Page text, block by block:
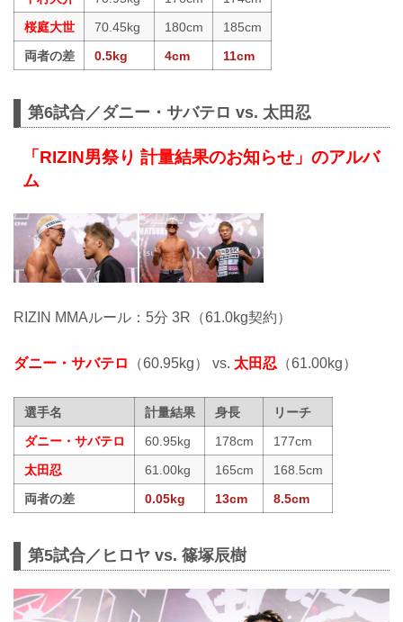
桜庭大世
70.45kg 180cm
185cm
両者の差
0.5kg 4cm 11cm
第6試合／ダニー・サバテロ vs. 太田忍
「RIZIN男祭り 計量結果のお知らせ」のアルバ
ム
RIZIN MMAルール：5分 3R（61.0kg契約）
ダニー・サバテロ （60.95kg） vs. 太田忍 （61.00kg）
選手名 計量結果 身長
リーチ
ダニー・サバテロ
60.95kg 178cm
177cm
太田忍
61.00kg 165cm
168.5cm
両者の差
0.05kg 13cm 8.5cm
第5試合／ヒロヤ vs. 篠塚辰樹